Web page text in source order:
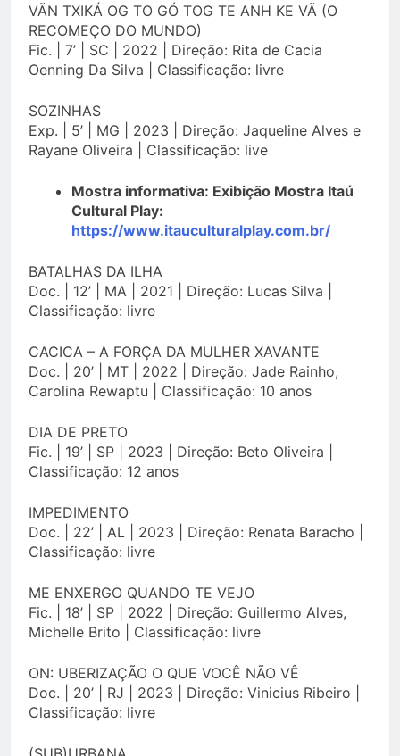
VÃN TXIKÁ OG TO GÓ TOG TE ANH KE VÃ (O
RECOMEÇO DO MUNDO)
Fic. | 7’ | SC | 2022 | Direção: Rita de Cacia
Oenning Da Silva | Classificação: livre
SOZINHAS
Exp. | 5’ | MG | 2023 | Direção: Jaqueline Alves e
Rayane Oliveira | Classificação: live
Mostra informativa: Exibição Mostra Itaú
Cultural Play:
https://www.itauculturalplay.com.br/
BATALHAS DA ILHA
Doc. | 12’ | MA | 2021 | Direção: Lucas Silva |
Classificação: livre
CACICA – A FORÇA DA MULHER XAVANTE
Doc. | 20’ | MT | 2022 | Direção: Jade Rainho,
Carolina Rewaptu | Classificação: 10 anos
DIA DE PRETO
Fic. | 19’ | SP | 2023 | Direção: Beto Oliveira |
Classificação: 12 anos
IMPEDIMENTO
Doc. | 22’ | AL | 2023 | Direção: Renata Baracho |
Classificação: livre
ME ENXERGO QUANDO TE VEJO
Fic. | 18’ | SP | 2022 | Direção: Guillermo Alves,
Michelle Brito | Classificação: livre
ON: UBERIZAÇÃO O QUE VOCÊ NÃO VÊ
Doc. | 20’ | RJ | 2023 | Direção: Vinicius Ribeiro |
Classificação: livre